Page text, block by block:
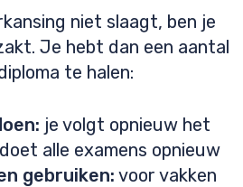
niet slaagt, ben je
Je hebt dan een aantal
te halen:
je volgt opnieuw het
alle examens opnieuw
gebruiken: voor vakken